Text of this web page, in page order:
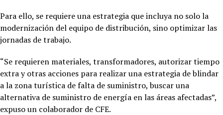
Para ello, se requiere una estrategia que incluya no solo la
modernización del equipo de distribución, sino optimizar las
jornadas de trabajo.
“Se requieren materiales, transformadores, autorizar tiempo
extra y otras acciones para realizar una estrategia de blindar
a la zona turística de falta de suministro, buscar una
alternativa de suministro de energía en las áreas afectadas”,
expuso un colaborador de CFE.